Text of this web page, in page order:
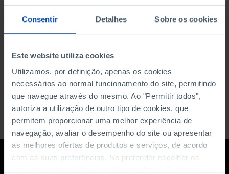
Consentir Detalhes Sobre os cookies
Este website utiliza cookies
Utilizamos, por definição, apenas os cookies
necessários ao normal funcionamento do site, permitindo
que navegue através do mesmo. Ao "Permitir todos",
autoriza a utilização de outro tipo de cookies, que
permitem proporcionar uma melhor experiência de
navegação, avaliar o desempenho do site ou apresentar
as melhores ofertas de produtos e serviços, de acordo
com as suas preferências. Se pretender escolher os
DATA DE FIM